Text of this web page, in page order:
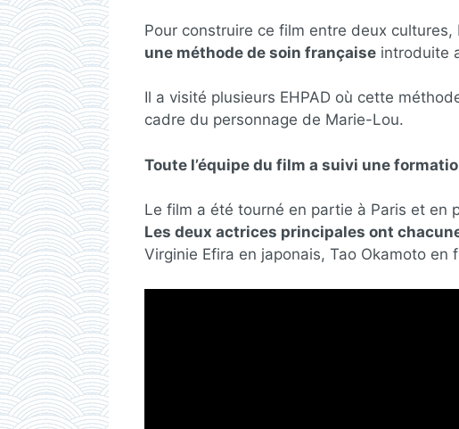
Pour construire ce film entre deux cultures,
une méthode de soin française introduite
Il a visité plusieurs EHPAD où cette
cadre du personnage de Marie-Lou.
Toute l’équipe du film a suivi une
Le film a été tourné en partie à Paris et en
Les deux actrices principales ont
Virginie Efira en japonais, Tao Okamoto en